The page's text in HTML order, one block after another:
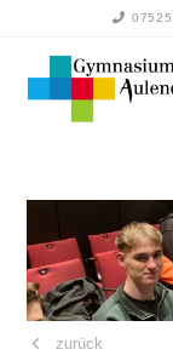
07525
zurück